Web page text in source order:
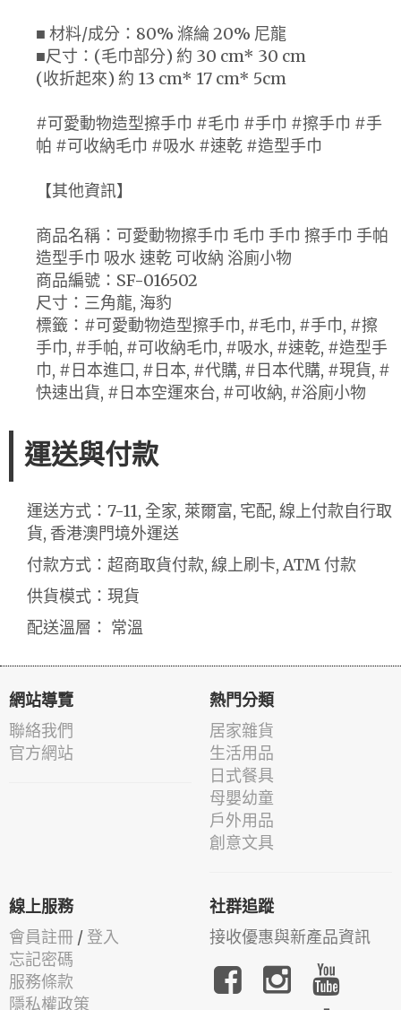
■ 材料/成分：80% 滌綸 20% 尼龍
■尺寸：(毛巾部分) 約 30 cm* 30 cm
(收折起來) 約 13 cm* 17 cm* 5cm
#可愛動物造型擦手巾 #毛巾 #手巾 #擦手巾 #手
帕 #可收納毛巾 #吸水 #速乾 #造型手巾
【其他資訊】
商品名稱：可愛動物擦手巾 毛巾 手巾 擦手巾 手帕
造型手巾 吸水 速乾 可收納 浴廁小物
商品編號：SF-016502
尺寸：三角龍, 海豹
標籤：#可愛動物造型擦手巾, #毛巾, #手巾, #擦
手巾, #手帕, #可收納毛巾, #吸水, #速乾, #造型手
巾, #日本進口, #日本, #代購, #日本代購, #現貨, #
快速出貨, #日本空運來台, #可收納, #浴廁小物
運送與付款
運送方式：7-11, 全家, 萊爾富, 宅配, 線上付款自行取
貨, 香港澳門境外運送
付款方式：超商取貨付款, 線上刷卡, ATM 付款
供貨模式：現貨
配送溫層： 常溫
網站導覽
聯絡我們
官方網站
熱門分類
居家雜貨
生活用品
日式餐具
母嬰幼童
戶外用品
創意文具
線上服務
會員註冊 / 登入
忘記密碼
服務條款
隱私權政策
社群追蹤
接收優惠與新產品資訊